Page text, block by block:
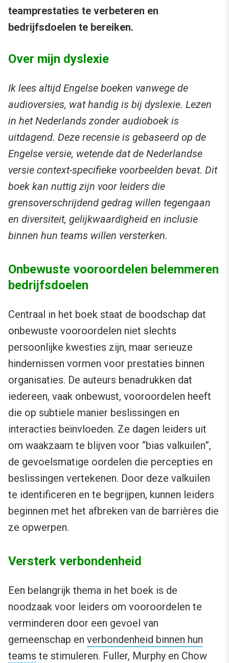
teamprestaties te verbeteren en
bedrijfsdoelen te bereiken.
Over mijn dyslexie
Ik lees altijd Engelse boeken vanwege de
audioversies, wat handig is bij dyslexie. Lezen
in het Nederlands zonder audioboek is
uitdagend. Deze recensie is gebaseerd op de
Engelse versie, wetende dat de Nederlandse
versie context-specifieke voorbeelden bevat. Dit
boek kan nuttig zijn voor leiders die
grensoverschrijdend gedrag willen tegengaan
en diversiteit, gelijkwaardigheid en inclusie
binnen hun teams willen versterken.
Onbewuste vooroordelen belemmeren
bedrijfsdoelen
Centraal in het boek staat de boodschap dat
onbewuste vooroordelen niet slechts
persoonlijke kwesties zijn, maar serieuze
hindernissen vormen voor prestaties binnen
organisaties. De auteurs benadrukken dat
iedereen, vaak onbewust, vooroordelen heeft
die op subtiele manier beslissingen en
interacties beïnvloeden. Ze dagen leiders uit
om waakzaam te blijven voor “bias valkuilen”,
de gevoelsmatige oordelen die percepties en
beslissingen vertekenen. Door deze valkuilen
te identificeren en te begrijpen, kunnen leiders
beginnen met het afbreken van de barrières die
ze opwerpen.
Versterk verbondenheid
Een belangrijk thema in het boek is de
noodzaak voor leiders om vooroordelen te
verminderen door een gevoel van
gemeenschap en verbondenheid binnen hun
teams te stimuleren. Fuller, Murphy en Chow